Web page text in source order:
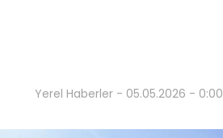
Yerel Haberler - 05.05.2026 - 0:00